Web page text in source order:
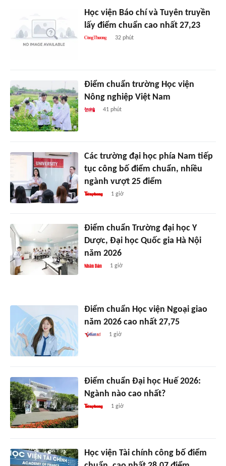
Học viện Báo chí và Tuyên truyền
lấy điểm chuẩn cao nhất 27,23
32 phút
Điểm chuẩn trường Học viện
Nông nghiệp Việt Nam
41 phút
Các trường đại học phía Nam tiếp
tục công bố điểm chuẩn, nhiều
ngành vượt 25 điểm
1 giờ
Điểm chuẩn Trường đại học Y
Dược, Đại học Quốc gia Hà Nội
năm 2026
1 giờ
Điểm chuẩn Học viện Ngoại giao
năm 2026 cao nhất 27,75
1 giờ
Điểm chuẩn Đại học Huế 2026:
Ngành nào cao nhất?
1 giờ
Học viện Tài chính công bố điểm